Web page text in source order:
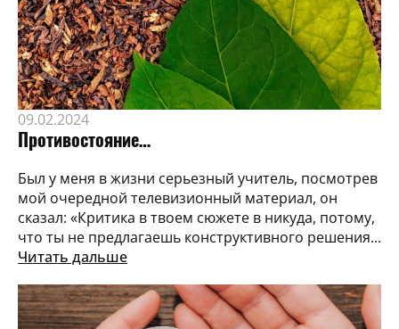
09.02.2024
Противостояние…
Был у меня в жизни серьезный учитель, посмотрев
мой очередной телевизионный материал, он
сказал: «Критика в твоем сюжете в никуда, потому,
что ты не предлагаешь конструктивного решения...
Читать дальше